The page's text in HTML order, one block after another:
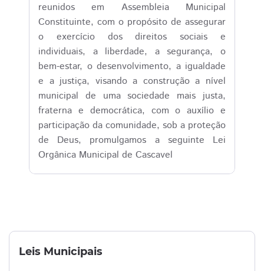
reunidos em Assembleia Municipal
Constituinte, com o propósito de assegurar
o exercício dos direitos sociais e
individuais, a liberdade, a segurança, o
bem-estar, o desenvolvimento, a igualdade
e a justiça, visando a construção a nível
municipal de uma sociedade mais justa,
fraterna e democrática, com o auxílio e
participação da comunidade, sob a proteção
de Deus, promulgamos a seguinte Lei
Orgânica Municipal de Cascavel
Leis Municipais